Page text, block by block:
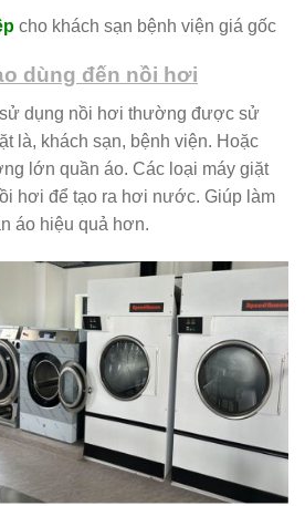
cho khách sạn bệnh viện giá gốc
dùng đến nồi hơi
dụng nồi hơi thường được sử
là, khách sạn, bệnh viện. Hoặc
lớn quần áo. Các loại máy giặt
hơi để tạo ra hơi nước. Giúp làm
áo hiệu quả hơn.